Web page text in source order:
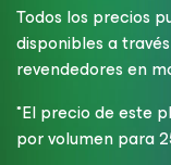
Todos los precios
disponibles a
revendedores en
*El precio de este
por volumen para